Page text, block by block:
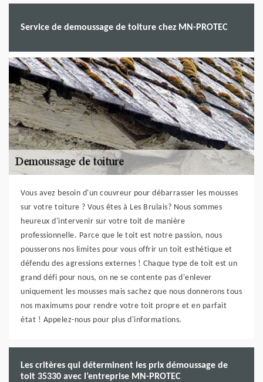
Service de demoussage de toiture chez MN-PROTEC
Vous avez besoin d'un couvreur pour débarrasser les mousses
sur votre toiture ? Vous êtes à Les Brulais? Nous sommes
heureux d'intervenir sur votre toit de manière
professionnelle. Parce que le toit est notre passion, nous
pousserons nos limites pour vous offrir un toit esthétique et
défendu des agressions externes ! Chaque type de toit est un
grand défi pour nous, on ne se contente pas d'enlever
uniquement les mousses mais sachez que nous donnerons tous
nos maximums pour rendre votre toit propre et en parfait
état ! Appelez-nous pour plus d'informations.
Les critères qui déterminent les prix démoussage de
toit 35330 avec l’entreprise MN-PROTEC